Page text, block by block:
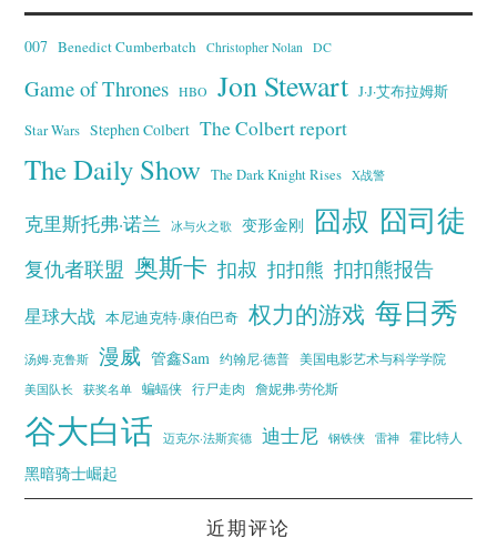
007 Benedict Cumberbatch Christopher Nolan DC
Game of Thrones HBO Jon Stewart J·J·艾布拉姆斯
Star Wars Stephen Colbert The Colbert report
The Daily Show The Dark Knight Rises X战警
克里斯托弗·诺兰 冰与火之歌 变形金刚 囧叔 囧司徒
复仇者联盟 奥斯卡 扣叔 扣扣熊 扣扣熊报告
星球大战 本尼迪克特·康伯巴奇 权力的游戏 每日秀
汤姆·克鲁斯 漫威 管鑫Sam 约翰尼·德普
美国电影艺术与科学学院
美国队长
获奖名单 蝙蝠侠 行尸走肉 詹妮弗·劳伦斯
谷大白话 迈克尔·法斯宾德 迪士尼 钢铁侠 雷神 霍比特人
黑暗骑士崛起
近期评论